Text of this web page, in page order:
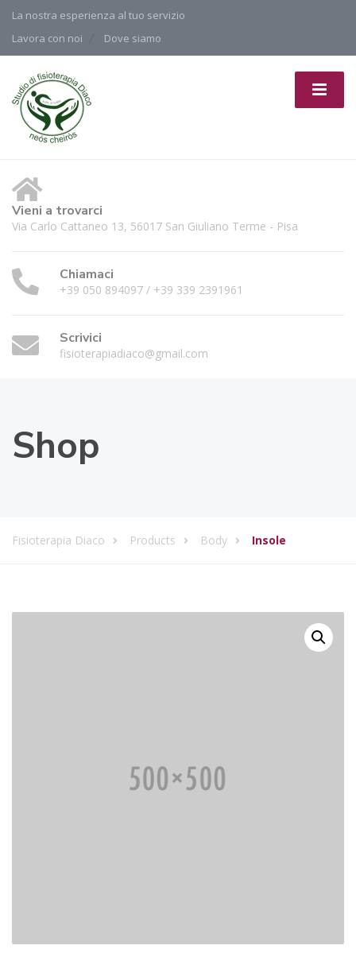
La nostra esperienza al tuo servizio
Lavora con noi
Dove siamo
Vieni a trovarci
Via Carlo Cattaneo 13, 56017 San Giuliano Terme - Pisa
Chiamaci
+39 050 894097 / +39 339 2391961
Scrivici
fisioterapiadiaco@gmail.com
Shop
Fisioterapia Diaco Products Body Insole